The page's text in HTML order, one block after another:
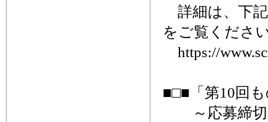
詳細は、下
をご覧くださ
https://
■□■「第10回
～応募締切